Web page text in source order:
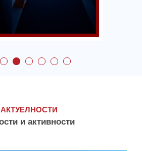
за
АКТУЕЛНОСТИ
и активности